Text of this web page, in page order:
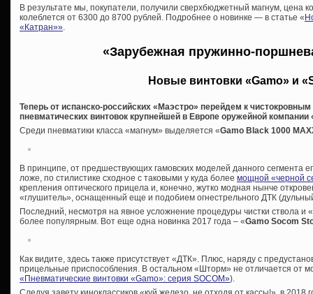
В результате мы, покупатели, получили сверхбюджетный магнум, цена
колеблется от 6300 до 8700 рублей. Подробнее о новинке — в статье «
«Катран»».
«Зарубежная пружинно-
Новые винтовки «Gamo» и
Теперь от испанско-российских «Маэстро» перейдем к
пневматических винтовок крупнейшей в Европе оружейной компании
Среди пневматики класса «магнум» выделяется «Gamo Black 1000
В принципе, от предшествующих гамовских моделей данного сегмента
ложе, по стилистике сходное с таковыми у куда более мощной «черной
крепления оптического прицела и, конечно, жутко модная нынче
«глушитель», оснащенный еще и подобием огнестрельного ДТК
Последний, несмотря на явное усложнение процедуры чистки ствола и
более популярным. Вот еще одна новинка 2017 года – «Gamo Socom
Как видите, здесь также присутствует «ДТК». Плюс, наряду с
прицельные приспособления. В остальном «Шторм» не отличается от
«Пневматические винтовки «Gamo»: серия SOCOM»).